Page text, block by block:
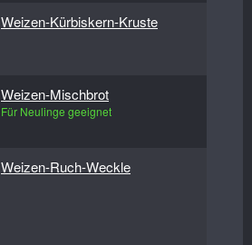
Weizen-Kürbiskern-Kruste
Weizen-Mischbrot
Für Neulinge geeignet
Weizen-Ruch-Weckle